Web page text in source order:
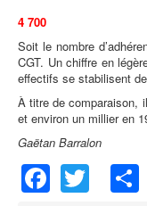
4 700
Soit le nombre
CGT. Un chiffre en
effectifs se stabilisent
À titre de comparaison,
et environ un millier en
Gaëtan Barralon